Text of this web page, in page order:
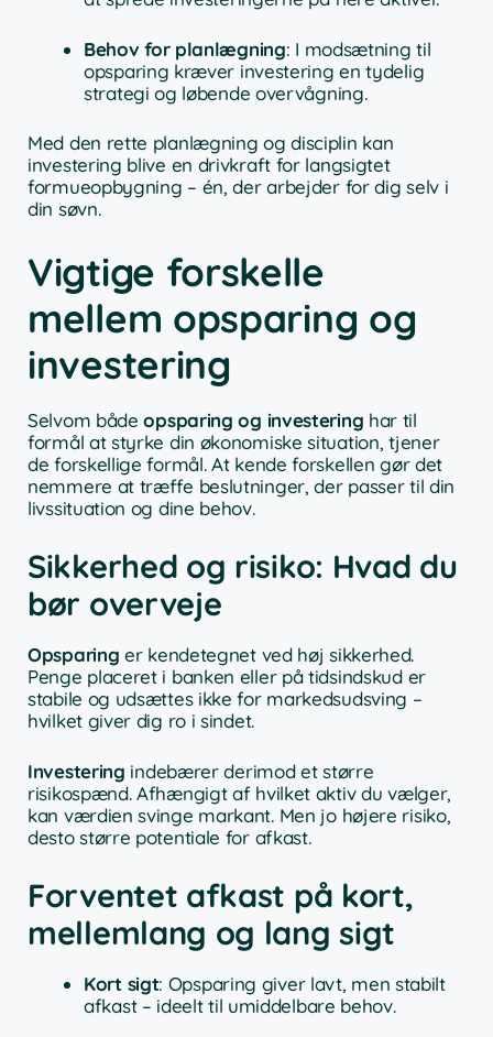
Behov for planlægning: I modsætning til
opsparing kræver investering en tydelig
strategi og løbende overvågning.
Med den rette planlægning og disciplin kan
investering blive en drivkraft for langsigtet
formueopbygning – én, der arbejder for dig selv i
din søvn.
Vigtige forskelle
mellem opsparing og
investering
Selvom bådeopsparing og investering har til
formål at styrke din økonomiske situation, tjener
de forskellige formål. At kende forskellen gør det
nemmere at træffe beslutninger, der passer til din
livssituation og dine behov.
Sikkerhed og risiko: Hvad du
bør overveje
Opsparing er kendetegnet ved høj sikkerhed.
Penge placeret i banken eller på tidsindskud er
stabile og udsættes ikke for markedsudsving –
hvilket giver dig ro i sindet.
Investering indebærer derimod et større
risikospænd. Afhængigt af hvilket aktiv du vælger,
kan værdien svinge markant. Men jo højere risiko,
desto større potentiale for afkast.
Forventet afkast på kort,
mellemlang og lang sigt
Kort sigt: Opsparing giver lavt, men stabilt
afkast – ideelt til umiddelbare behov.